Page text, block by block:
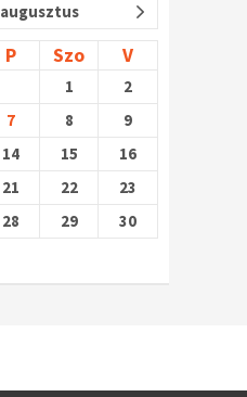
augusztus
P Szo V
1
2
7 8
9
14 15
16
21 22
23
28 29
30